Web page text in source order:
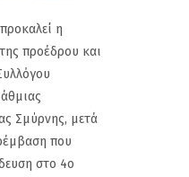
η
προέδρου και
Σμύρνης, μετά
που
στο 4ο